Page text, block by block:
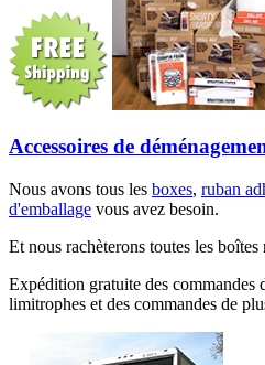
Accessoires de
Nous avons tous les boxes, ruban
d'emballage vous avez besoin.
Et nous rachèterons toutes les boîtes
Expédition gratuite des commandes
limitrophes et des commandes de